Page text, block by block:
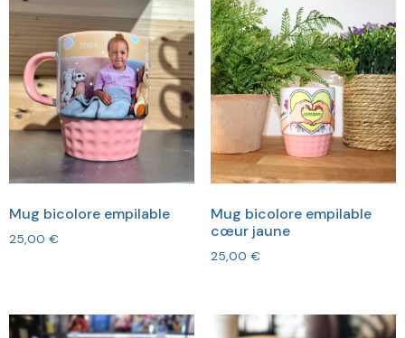
Mug bicolore empilable
25,00 €
Mug bicolore empilable
cœur jaune
25,00 €